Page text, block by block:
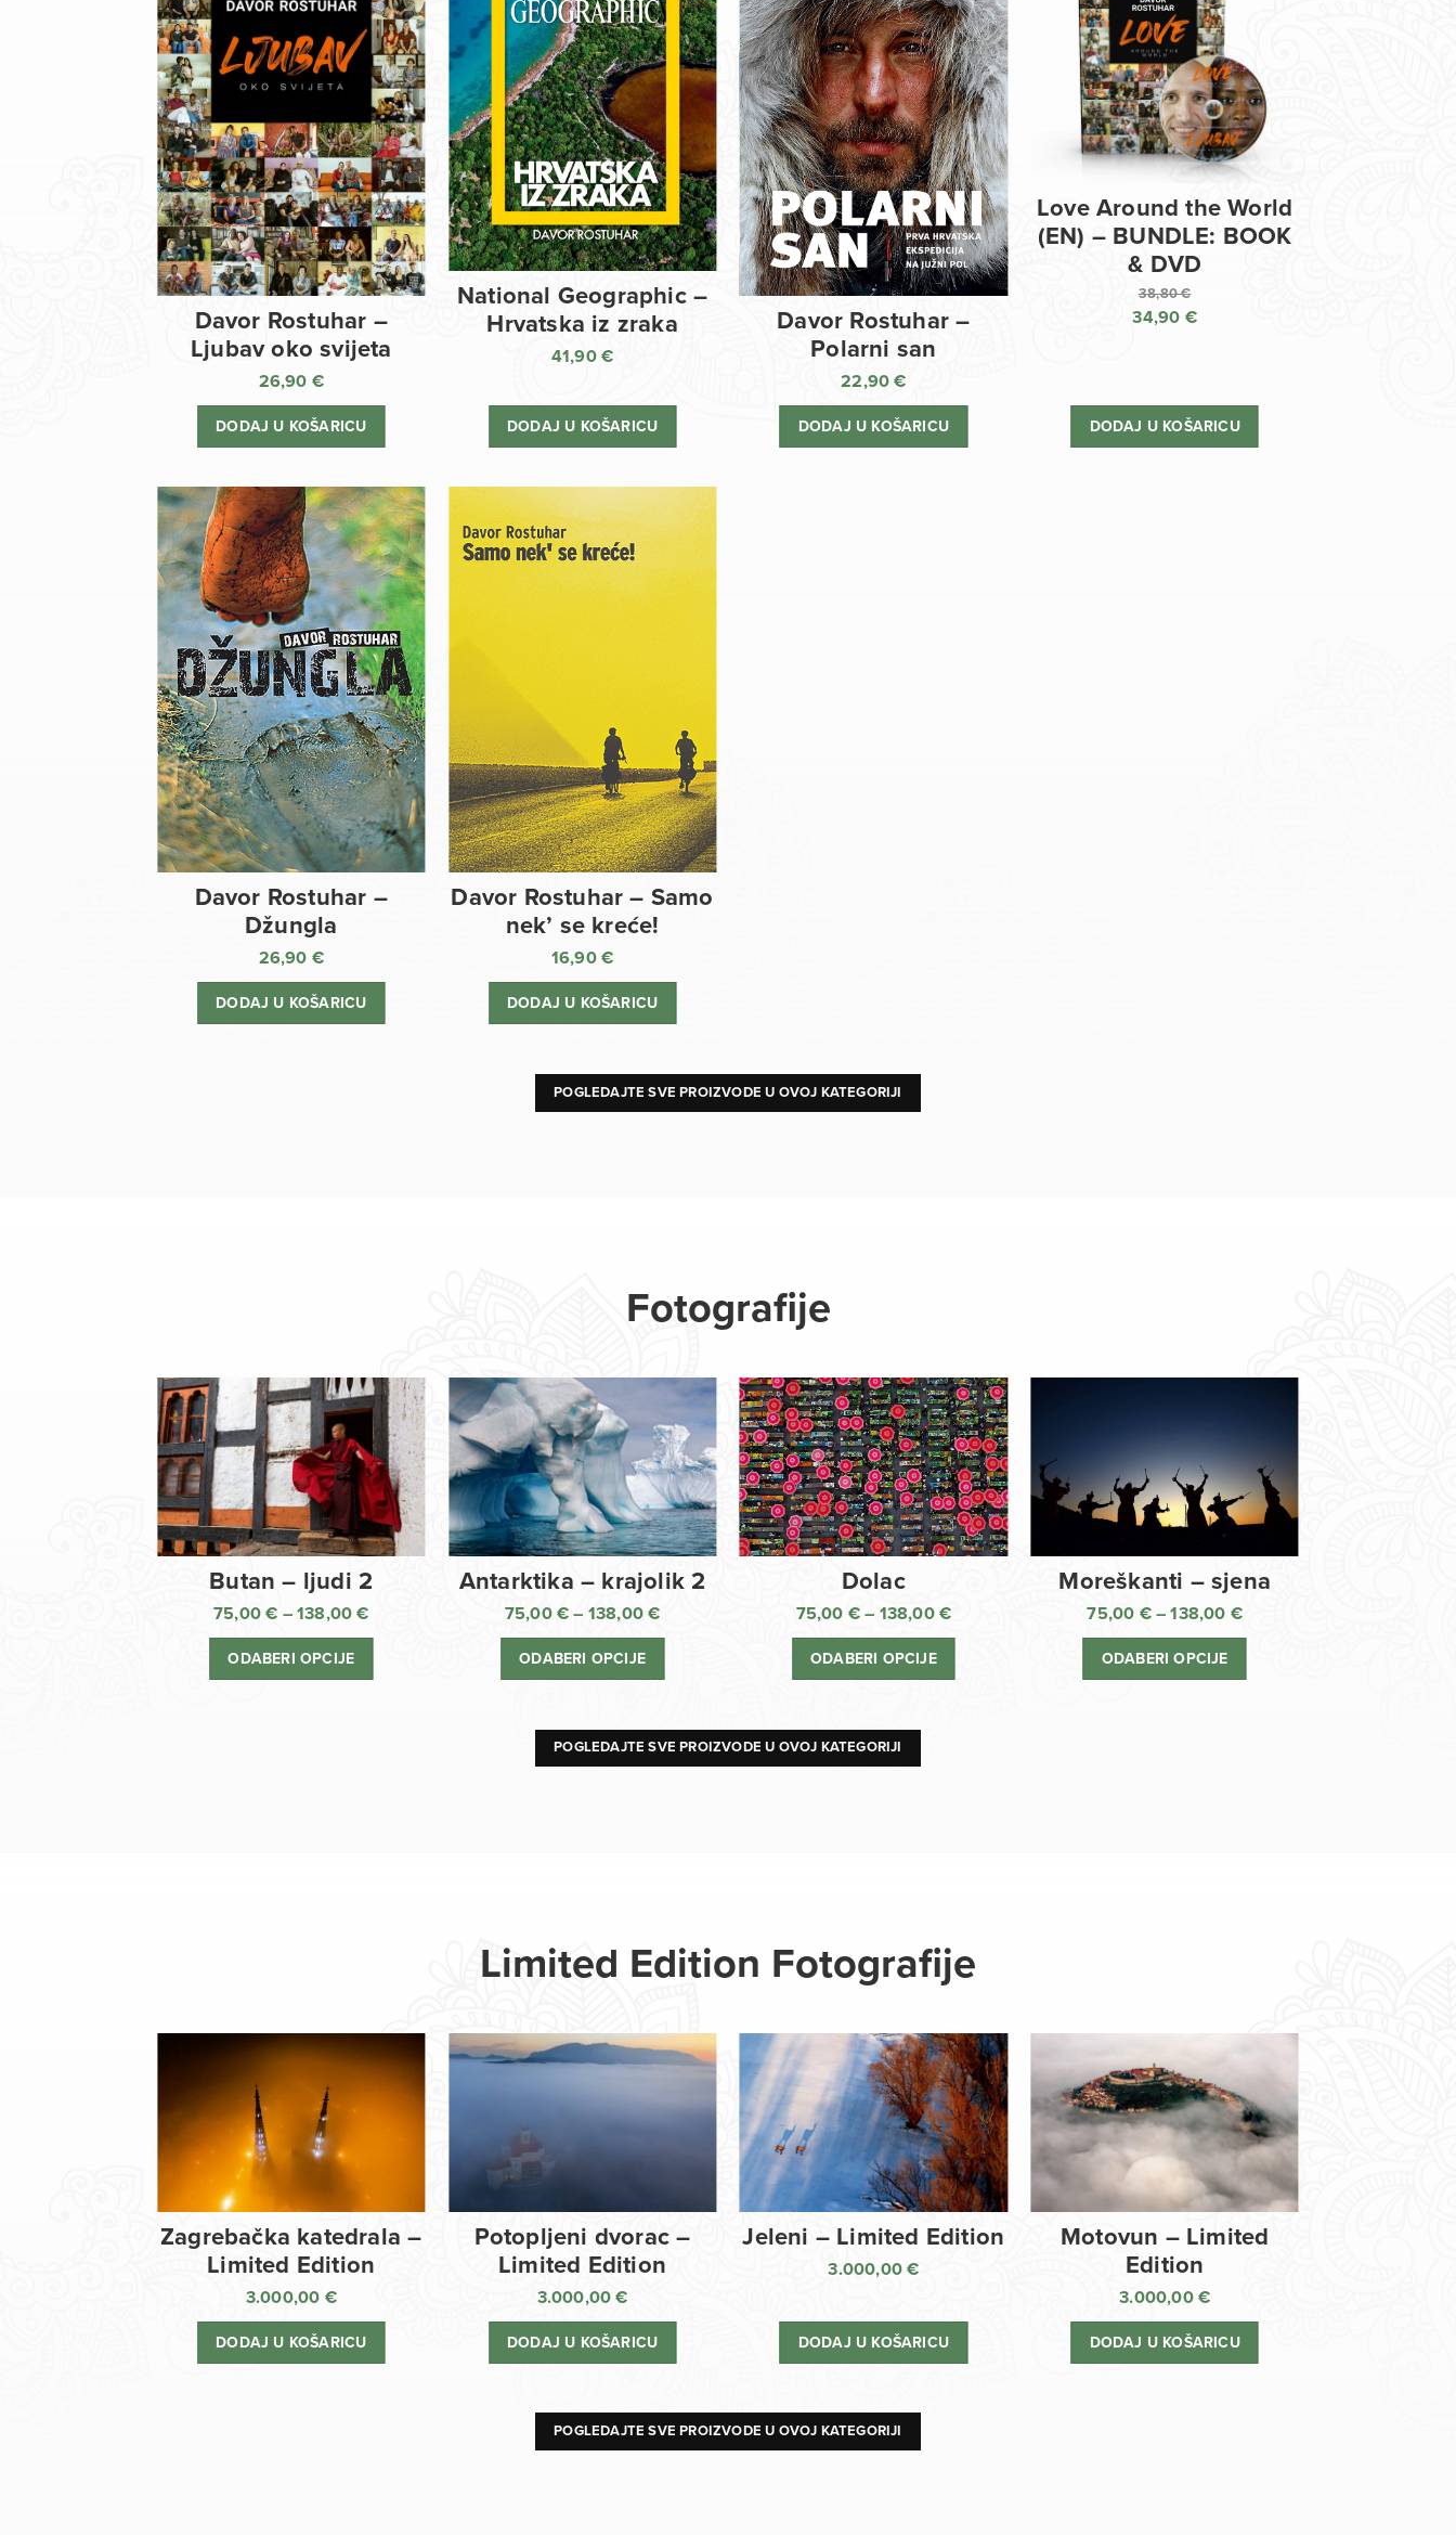
Davor Rostuhar –
Ljubav oko svijeta
26,90 €
DODAJ U KOŠARICU
National Geographic –
Hrvatska iz zraka
41,90€
DODAJ U KOŠARICU
Davor Rostuhar –
Polarni san
22,90€
DODAJ U KOŠARICU
Love Around the World
(EN) – BUNDLE: BOOK
& DVD
38,80€
Izvorna
je:
38,80 €.
34,90 €
je:
34,90 €.
DODAJ U KOŠARICU
Davor Rostuhar –
Džungla
26,90 €
DODAJ U KOŠARICU
Davor Rostuhar – Samo
nek’ se kreće!
16,90€
DODAJ U KOŠARICU
POGLEDAJTE SVE PROIZVODE U OVOJ KATEGORIJI
Fotografije
Butan – ljudi 2
75,00€ – 138,00€
ODABERI OPCIJE
Antarktika – krajolik 2
75,00 € – 138,00€
138,00 €
ODABERI OPCIJE
Dolac
75,00 € – 138,00 €
cijena:
ODABERI OPCIJE
Moreškanti – sjena
75,00 € – 138,00 €Raspon
cijena:
ODABERI OPCIJE
POGLEDAJTE SVE PROIZVODE U OVOJ KATEGORIJI
Limited Edition Fotografije
Zagrebačka katedrala –
Limited Edition
3.000,00 €
DODAJ U KOŠARICU
Potopljeni dvorac –
Limited Edition
3.000,00€
DODAJ U KOŠARICU
Jeleni – Limited Edition
3.000,00€
DODAJ U KOŠARICU
Motovun – Limited
Edition
3.000,00 €
DODAJ U KOŠARICU
POGLEDAJTE SVE PROIZVODE U OVOJ KATEGORIJI